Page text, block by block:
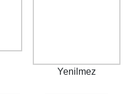
Yenilmez